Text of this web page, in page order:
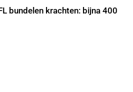
bundelen krachten: bijna 400